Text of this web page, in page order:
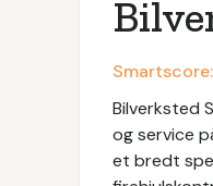
Bilverksted
og service
et bredt